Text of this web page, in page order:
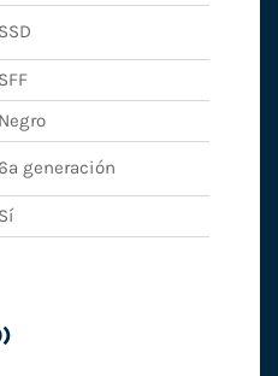
SSD
SFF
Negro
generación
Sí